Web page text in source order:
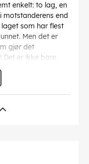
enkelt: to lag, en
motstanderens end
som har flest
Men det er
gjør det
Det er ikke bare
dommerne
lamslår eller tråkker
leie inn ulovlige
på prøve.
trylleformularer,